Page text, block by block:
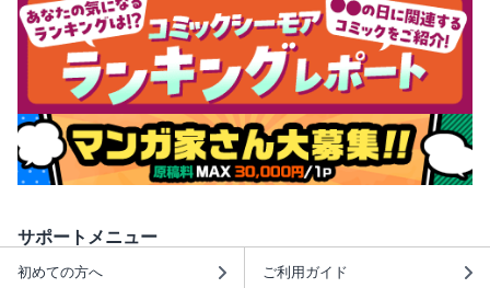
サポートメニュー
初めての方へ ご利用ガイド